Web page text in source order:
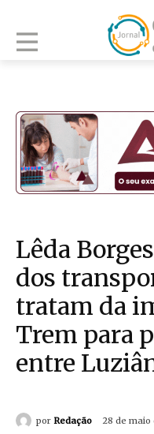
Lêda
dos
tratam da
Trem para
entre
por Redação 28 de maio